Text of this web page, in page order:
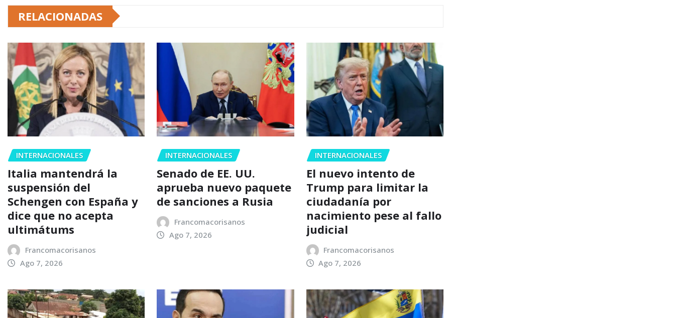
RELACIONADAS
INTERNACIONALES
Italia mantendrá la
suspensión del
Schengen con España y
dice que no acepta
ultimátums
Francomacorisanos
Ago 7, 2026
INTERNACIONALES
Senado de EE. UU.
aprueba nuevo paquete
de sanciones a Rusia
Francomacorisanos
Ago 7, 2026
INTERNACIONALES
El nuevo intento de
Trump para limitar la
ciudadanía por
nacimiento pese al fallo
judicial
Francomacorisanos
Ago 7, 2026